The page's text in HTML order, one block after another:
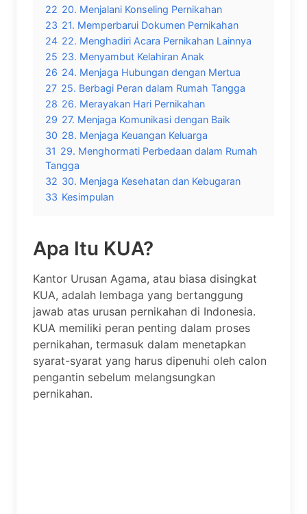
22 20. Menjalani Konseling Pernikahan
23 21. Memperbarui Dokumen Pernikahan
24 22. Menghadiri Acara Pernikahan Lainnya
25 23. Menyambut Kelahiran Anak
26 24. Menjaga Hubungan dengan Mertua
27 25. Berbagi Peran dalam Rumah Tangga
28 26. Merayakan Hari Pernikahan
29 27. Menjaga Komunikasi dengan Baik
30 28. Menjaga Keuangan Keluarga
31 29. Menghormati Perbedaan dalam Rumah
Tangga
32 30. Menjaga Kesehatan dan Kebugaran
33 Kesimpulan
Apa Itu KUA?
Kantor Urusan Agama, atau biasa disingkat
KUA, adalah lembaga yang bertanggung
jawab atas urusan pernikahan di Indonesia.
KUA memiliki peran penting dalam proses
pernikahan, termasuk dalam menetapkan
syarat-syarat yang harus dipenuhi oleh calon
pengantin sebelum melangsungkan
pernikahan.